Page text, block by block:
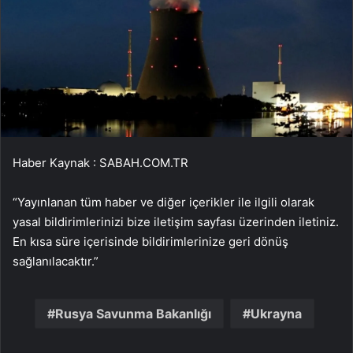
Haber Kaynak : SABAH.COM.TR
“Yayınlanan tüm haber ve diğer içerikler ile ilgili olarak
yasal bildirimlerinizi bize iletişim sayfası üzerinden iletiniz.
En kısa süre içerisinde bildirimlerinize geri dönüş
sağlanılacaktır.”
Rusya Savunma Bakanlığı Ukrayna